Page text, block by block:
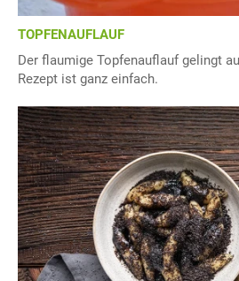
TOPFENAUFLAUF
Der flaumige Topfenauflauf gelingt
Rezept ist ganz einfach.